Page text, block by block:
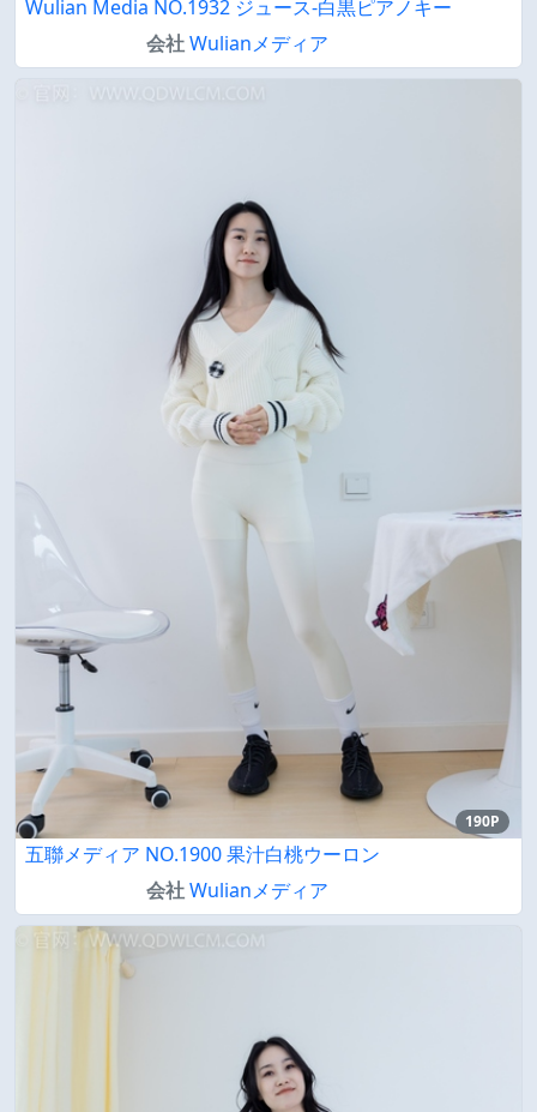
Wulian Media NO.1932 ジュース-白黒ピアノキー
会社Wulianメディア
190P
五聯メディア NO.1900 果汁白桃ウーロン
会社Wulianメディア